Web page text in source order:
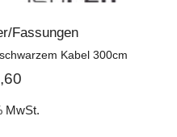
Fassungen
Kabel 300cm
MwSt.